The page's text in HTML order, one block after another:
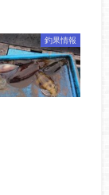
釣果情報